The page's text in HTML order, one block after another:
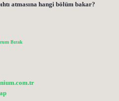
atmasına hangi bölüm bakar?
Bırak